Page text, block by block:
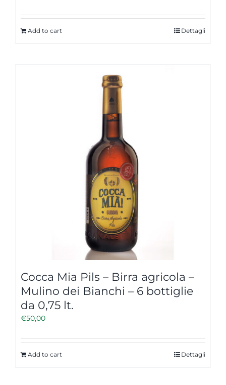
Add to cart Dettagli
Cocca Mia Pils – Birra agricola –
Mulino dei Bianchi – 6 bottiglie
da 0,75 lt.
€50,00
Add to cart Dettagli